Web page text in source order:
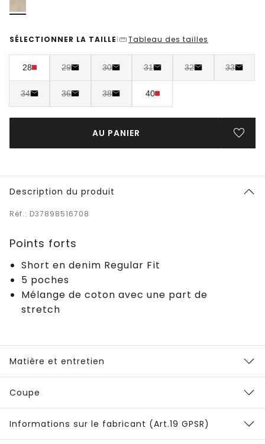
SÉLECTIONNER LA TAILLE | Tableau des tailles
28 29 30 31 32 33
34 36 38 40
AU PANIER
Description du produit
Réf.: D37898516708
Points forts
Short en denim Regular Fit
5 poches
Mélange de coton avec une part de
stretch
Matière et entretien
Coupe
Informations sur le fabricant (Art.19 GPSR)